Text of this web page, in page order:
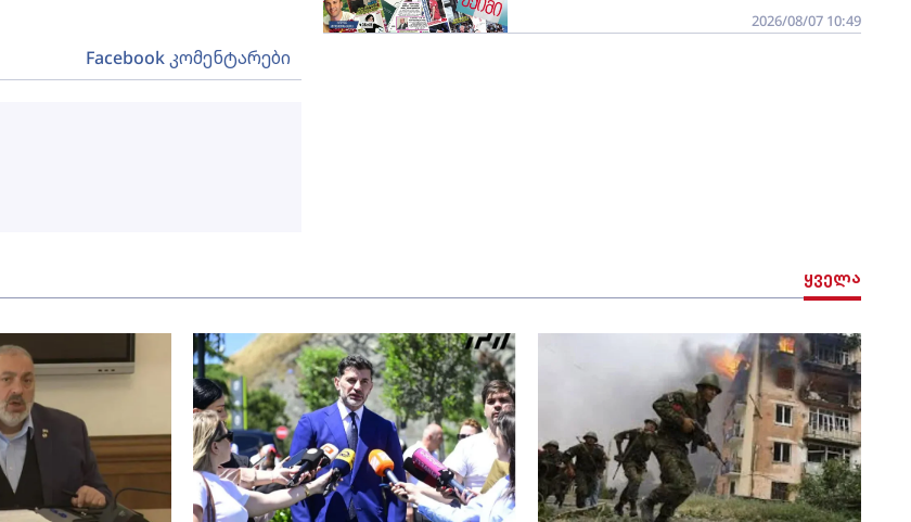
2026/08/07 10:49
ყველა
Facebook კომენტარები